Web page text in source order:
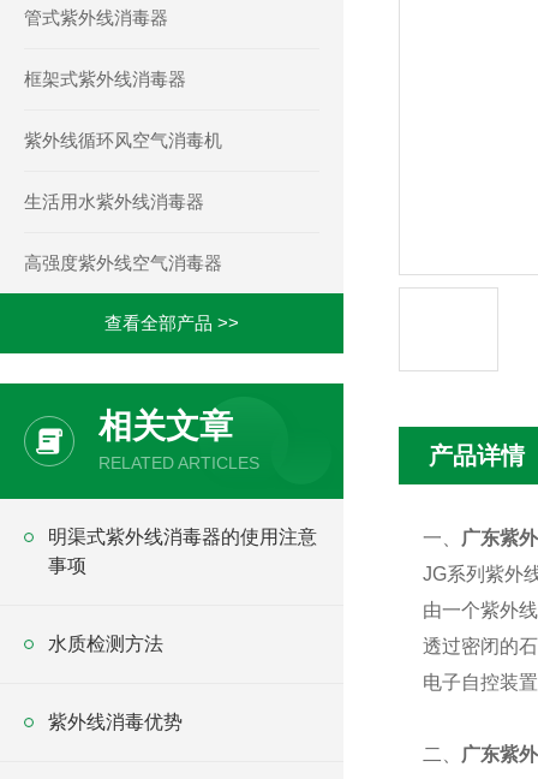
管式紫外线消毒器
框架式紫外线消毒器
紫外线循环风空气消毒机
生活用水紫外线消毒器
高强度紫外线空气消毒器
查看全部产品 >>
相关文章
RELATED ARTICLES
明渠式紫外线消毒器的使用注意
事项
水质检测方法
紫外线消毒优势
产品详情
一、
广东紫
JG系列紫外
由一个紫外
透过密闭的
电子自控装
二、
广东紫